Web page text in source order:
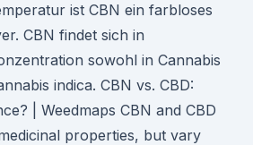
ist CBN ein farbloses
CBN findet sich in
sowohl in Cannabis
indica. CBN vs. CBD:
| Weedmaps CBN and CBD
properties, but vary